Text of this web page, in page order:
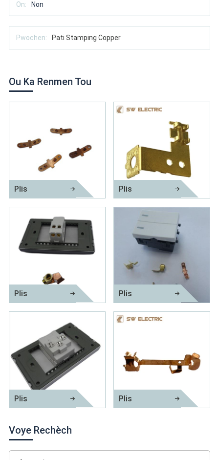
On: Non
Pwochen: Pati Stamping Copper
Ou Ka Renmen Tou
Plis
Pati metal aparèy elektrik
Plis
Pati metal elektrik
Plis
Fosfò Stamping Pati
Plis
An kwiv Stamping Pati
Plis
Plis
Voye Rechèch